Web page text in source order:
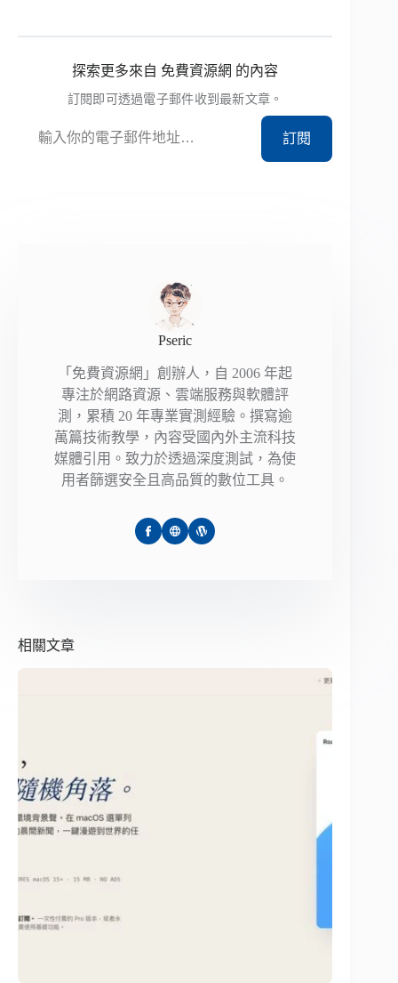
探索更多來自 免費資源網 的內容
訂閱即可透過電子郵件收到最新文章。
訂閱
Pseric
「免費資源網」創辦人，自 2006 年起
專注於網路資源、雲端服務與軟體評
測，累積 20 年專業實測經驗。撰寫逾
萬篇技術教學，內容受國內外主流科技
媒體引用。致力於透過深度測試，為使
用者篩選安全且高品質的數位工具。
相關文章